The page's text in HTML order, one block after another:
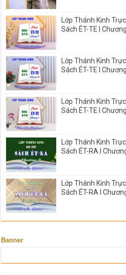
Lớp Thánh Kinh
Sách ÉT-TE I
Lớp Thánh Kinh
Sách ÉT-TE I
Lớp Thánh Kinh
Sách ÉT-TE I
Lớp Thánh Kinh
Sách ÉT-RA I
Lớp Thánh Kinh
Sách ÉT-RA I
Banner